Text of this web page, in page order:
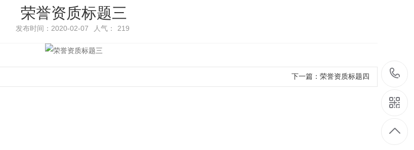
荣誉资质标题三
发布时间：2020-02-07 人气： 219
下一篇： 荣誉资质标题四